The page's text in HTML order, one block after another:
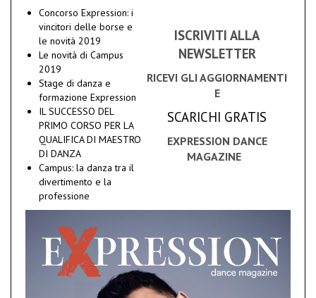
Concorso Expression: i
vincitori delle borse e
le novità 2019
Le novità di Campus
2019
Stage di danza e
formazione Expression
IL SUCCESSO DEL
PRIMO CORSO PER LA
QUALIFICA DI MAESTRO
DI DANZA
Campus: la danza tra il
divertimento e la
professione
ISCRIVITI ALLA
NEWSLETTER
RICEVI GLI AGGIORNAMENTI
E
SCARICHI GRATIS
EXPRESSION DANCE
MAGAZINE